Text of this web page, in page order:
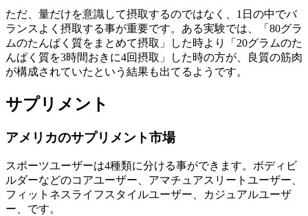
ただ、量だけを意識して摂取するのではなく、1日の中でバ
ランスよく摂取する事が重要です。ある実験では、「80グラ
ムのたんぱく質をまとめて摂取」した時より「20グラムのた
んぱく質を3時間おきに4回摂取」した時の方が、良質の筋肉
が構成されていたという結果も出てるようです。
サプリメント
アメリカのサプリメント市場
スポーツユーザーは4種類に分ける事ができます。ボディビ
ルダーなどのコアユーザー、アマチュアスリートユーザー、
フィットネスライフスタイルユーザー、カジュアルユーザ
ー、です。